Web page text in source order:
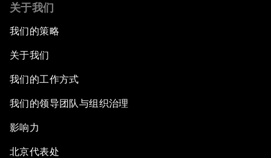
关于我们
我们的策略
关于我们
我们的工作方式
我们的领导团队与组织治理
影响力
北京代表处